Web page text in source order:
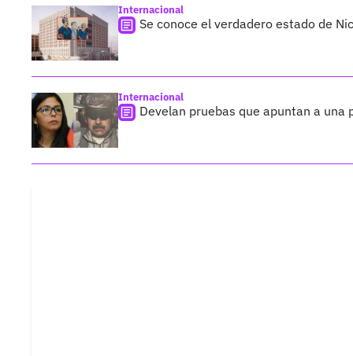
Internacional
Se conoce el verdadero estado de
Internacional
Develan pruebas que apuntan a una